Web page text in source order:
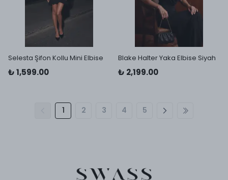
Selesta Şifon Kollu Mini Elbise
₺ 1,599.00
Blake Halter Yaka Elbise Siyah
₺ 2,199.00
1 2 3 4 5